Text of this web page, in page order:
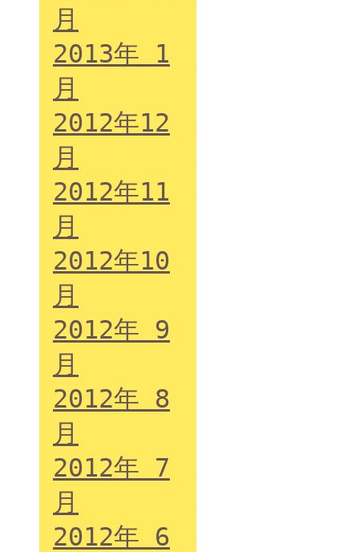
月
2013年 1
月
2012年12
月
2012年11
月
2012年10
月
2012年 9
月
2012年 8
月
2012年 7
月
2012年 6